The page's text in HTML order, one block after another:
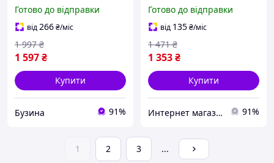
Готово до відправки
від266₴/міс
1 597₴
1 997 ₴
Купити
Бузина 91%
Готово до відправки
від 135₴/міс
1 353₴
1 471 ₴
Купити
Интернет магазин "Домовичок" 91%
1 2 3 ...